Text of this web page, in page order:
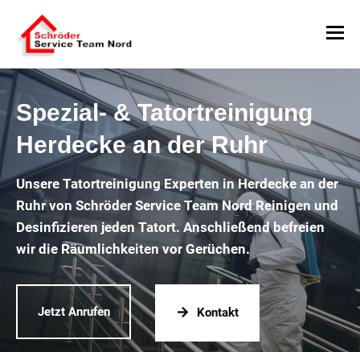
Spezial- & Tatortreinigung
Herdecke an der Ruhr
Unsere Tatortreinigung Experten in Herdecke an der
Ruhr von Schröder Service Team Nord Reinigen und
Desinfizieren jeden Tatort. Anschließend befreien
wir die Räumlichkeiten vor Gerüchen.
Jetzt Anrufen Kontakt